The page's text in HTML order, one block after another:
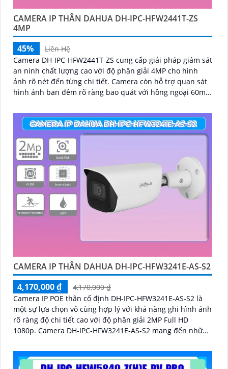
CAMERA IP THÂN DAHUA DH-IPC-HFW2441T-ZS
4MP
45%
Liên Hệ
Camera DH-IPC-HFW2441T-ZS cung cấp giải pháp giám sát
an ninh chất lượng cao với độ phân giải 4MP cho hình
ảnh rõ nét đến từng chi tiết. Camera còn hỗ trợ quan sát
hình ảnh ban đêm rõ ràng bao quát với hồng ngoại 60m,
con người và phương tiện
CAMERA IP THÂN DAHUA DH-IPC-HFW3241E-AS-S2
4,170,000 ₫
4,170,000 ₫
Camera IP POE thân cố định DH-IPC-HFW3241E-AS-S2 là
một sự lựa chọn vô cùng hợp lý với khả năng ghi hình ảnh
rõ ràng độ chi tiết cao với độ phân giải 2MP Full HD
1080p. Camera DH-IPC-HFW3241E-AS-S2 mang đến những